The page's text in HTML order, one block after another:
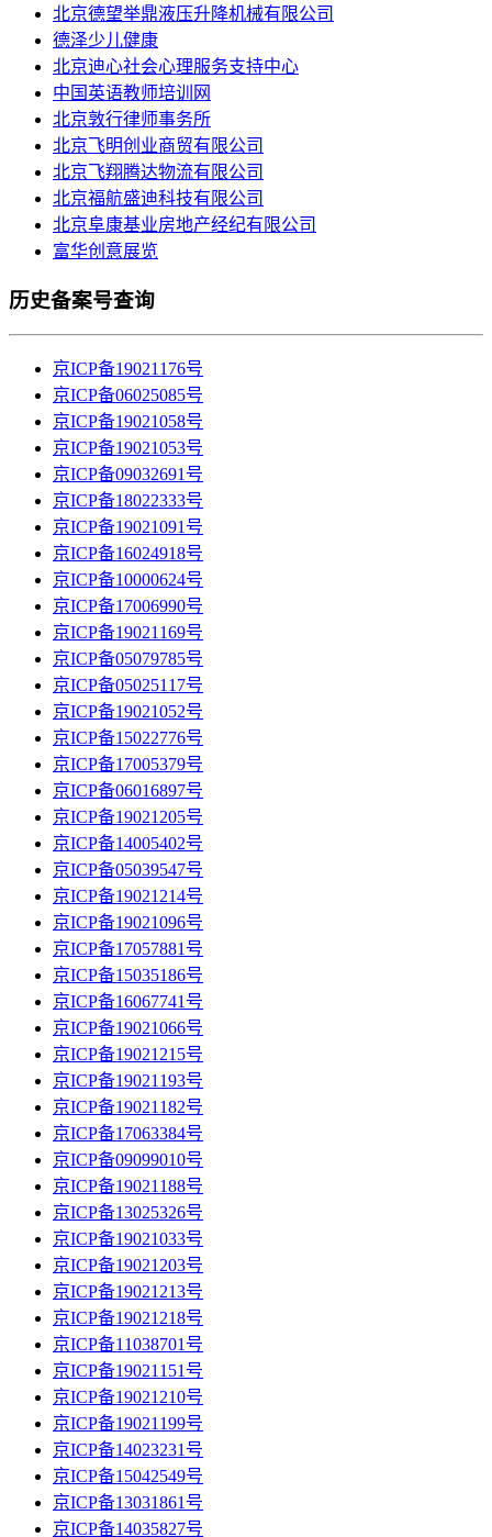
北京德望举鼎液压升降机械有限公司
德泽少儿健康
北京迪心社会心理服务支持中心
中国英语教师培训网
北京敦行律师事务所
北京飞明创业商贸有限公司
北京飞翔腾达物流有限公司
北京福航盛迪科技有限公司
北京阜康基业房地产经纪有限公司
富华创意展览
历史备案号查询
京ICP备19021176号
京ICP备06025085号
京ICP备19021058号
京ICP备19021053号
京ICP备09032691号
京ICP备18022333号
京ICP备19021091号
京ICP备16024918号
京ICP备10000624号
京ICP备17006990号
京ICP备19021169号
京ICP备05079785号
京ICP备05025117号
京ICP备19021052号
京ICP备15022776号
京ICP备17005379号
京ICP备06016897号
京ICP备19021205号
京ICP备14005402号
京ICP备05039547号
京ICP备19021214号
京ICP备19021096号
京ICP备17057881号
京ICP备15035186号
京ICP备16067741号
京ICP备19021066号
京ICP备19021215号
京ICP备19021193号
京ICP备19021182号
京ICP备17063384号
京ICP备09099010号
京ICP备19021188号
京ICP备13025326号
京ICP备19021033号
京ICP备19021203号
京ICP备19021213号
京ICP备19021218号
京ICP备11038701号
京ICP备19021151号
京ICP备19021210号
京ICP备19021199号
京ICP备14023231号
京ICP备15042549号
京ICP备13031861号
京ICP备14035827号